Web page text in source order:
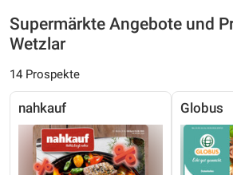
Supermärkte Angebote und
Wetzlar
14 Prospekte
nahkauf Globus